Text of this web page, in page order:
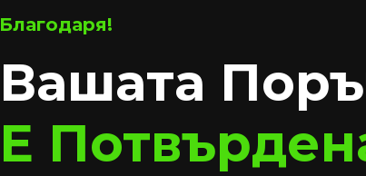
Благодаря!
Вашата
Е